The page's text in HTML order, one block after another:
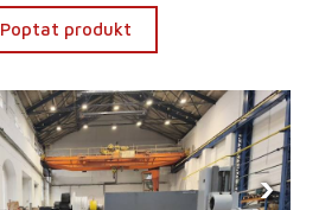
Poptat produkt
›